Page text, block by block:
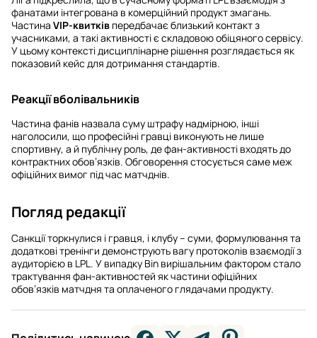
фанатами інтегрована в комерційний продукт змагань.
Частина VIP-квитків передбачає близький контакт з
учасниками, а такі активності є складовою обіцяного сервісу.
У цьому контексті дисциплінарне рішення розглядається як
показовий кейс для дотримання стандартів.
Реакції вболівальників
Частина фанів назвала суму штрафу надмірною, інші
наголосили, що професійні гравці виконують не лише
спортивну, а й публічну роль, де фан-активності входять до
контрактних обов’язків. Обговорення стосується саме меж
офіційних вимог під час матчднів.
Погляд редакції
Санкції торкнулися і гравця, і клубу – суми, формулювання та
додаткові тренінги демонструють вагу протоколів взаємодії з
аудиторією в LPL. У випадку Bin вирішальним фактором стало
трактування фан-активностей як частини офіційних
обов’язків матчдня та оплаченого глядачами продукту.